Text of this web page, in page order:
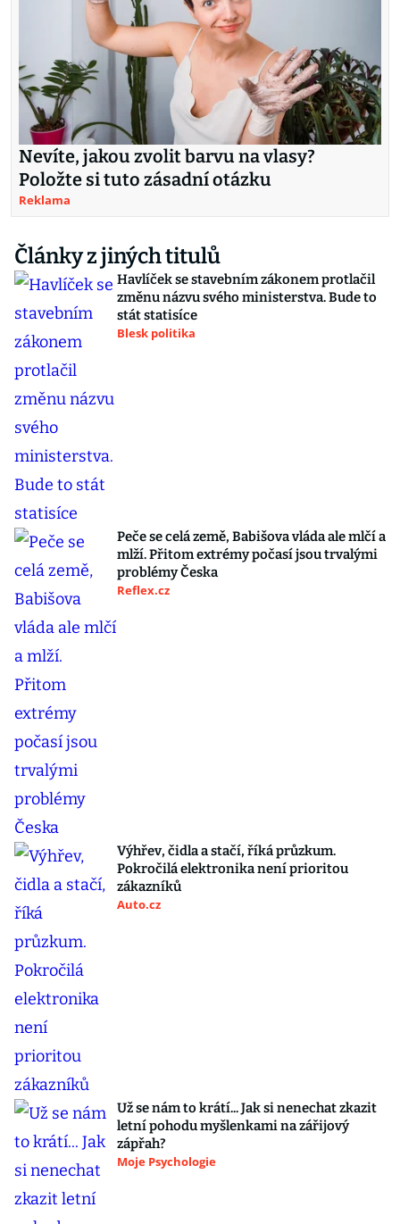
Nevíte, jakou zvolit barvu na vlasy?
Položte si tuto zásadní otázku
Reklama
Články z jiných titulů
Havlíček se stavebním zákonem protlačil
změnu názvu svého ministerstva. Bude to
stát statisíce
Blesk politika
Peče se celá země, Babišova vláda ale mlčí a
mlží. Přitom extrémy počasí jsou trvalými
problémy Česka
Reflex.cz
Výhřev, čidla a stačí, říká průzkum.
Pokročilá elektronika není prioritou
zákazníků
Auto.cz
Už se nám to krátí... Jak si nenechat zkazit
letní pohodu myšlenkami na zářijový
zápřah?
Moje Psychologie